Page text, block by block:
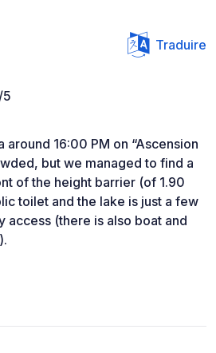
Traduire
5
around 16:00 PM on “Ascension
but we managed to find a
of the height barrier (of 1.90
toilet and the lake is just a few
access (there is also boat and